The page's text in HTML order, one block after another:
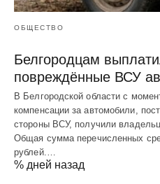
ОБЩЕСТВО
Белгородцам
повреждённые ВСУ
В Белгородской области с
компенсации за автомобили,
стороны ВСУ, получили
Общая сумма перечисленных
рублей.…
% дней назад